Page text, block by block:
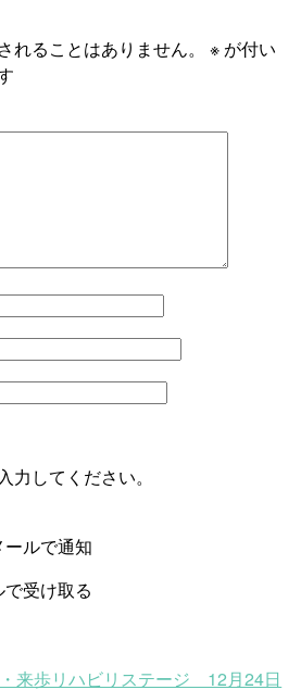
れることはありません。 ※ が付い
してください。
ルで通知
受け取る
・来歩リハビリステージ 12月24日